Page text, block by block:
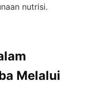
nutrisi.
Melalui